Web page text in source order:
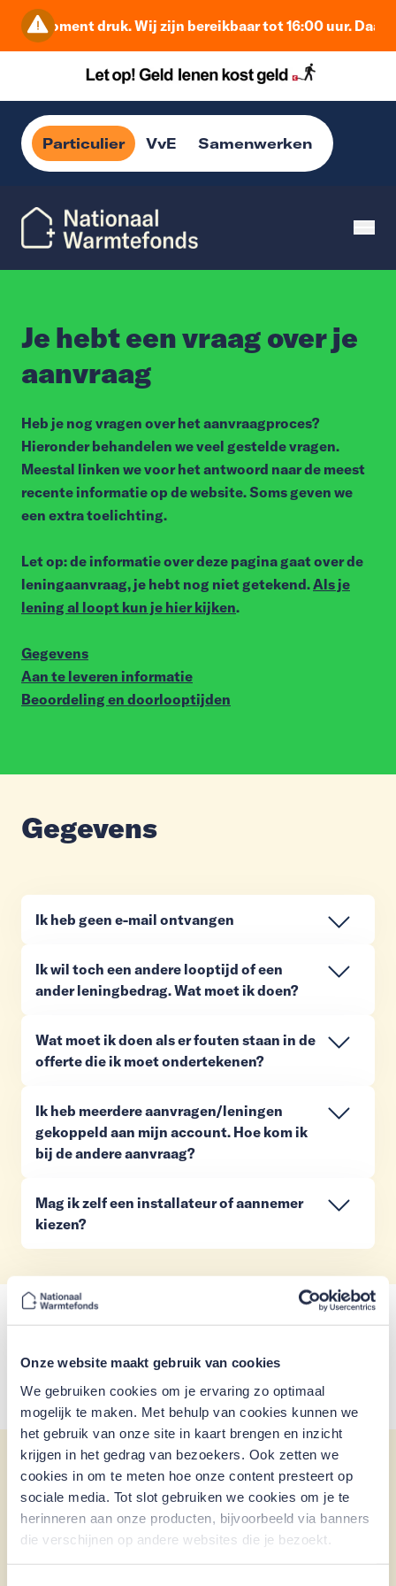
Onze website maakt gebruik van cookies
We gebruiken cookies om je ervaring zo optimaal
mogelijk te maken. Met behulp van cookies kunnen we
het gebruik van onze site in kaart brengen en inzicht
krijgen in het gedrag van bezoekers. Ook zetten we
cookies in om te meten hoe onze content presteert op
sociale media. Tot slot gebruiken we cookies om je te
herinneren aan onze producten, bijvoorbeeld via banners
die verschijnen op andere websites die je bezoekt.
moment druk. Wij zijn bereikbaar tot 16:00 uur.
Particulier VvE Samenwerken
Je hebt een vraag over je
aanvraag
Heb je nog vragen over het aanvraagproces?
Hieronder behandelen we veel gestelde vragen.
Meestal linken we voor het antwoord naar de meest
recente informatie op de website. Soms geven we
een extra toelichting.
Let op: de informatie over deze pagina gaat over de
leningaanvraag, je hebt nog niet getekend.Als je
lening al loopt kun je hier kijken.
Gegevens
Aan te leveren informatie
Beoordeling en doorlooptijden
Gegevens
Ik heb geen e-mail ontvangen
Ik wil toch een andere looptijd of een
ander leningbedrag. Wat moet ik doen?
Wat moet ik doen als er fouten staan in de
offerte die ik moet ondertekenen?
Ik heb meerdere aanvragen/leningen
gekoppeld aan mijn account. Hoe kom ik
bij de andere aanvraag?
Mag ik zelf een installateur of aannemer
kiezen?
Terug naar Mijn Warmtefonds?
Mijn Warmtefonds
Aanleveren van
informatie